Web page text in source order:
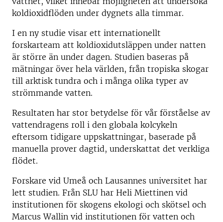
koldioxidflöden under dygnets alla timmar.
I en ny studie visar ett internationellt
forskarteam att koldioxidutsläppen under natten
är större än under dagen. Studien baseras på
mätningar över hela världen, från tropiska skogar
till arktisk tundra och i många olika typer av
strömmande vatten.
Resultaten har stor betydelse för vår förståelse av
vattendragens roll i den globala kolcykeln
eftersom tidigare uppskattningar, baserade på
manuella prover dagtid, underskattat det verkliga
flödet.
Forskare vid Umeå och Lausannes universitet har
lett studien. Från SLU har Heli Miettinen vid
institutionen för skogens ekologi och skötsel och
Marcus Wallin vid institutionen för vatten och